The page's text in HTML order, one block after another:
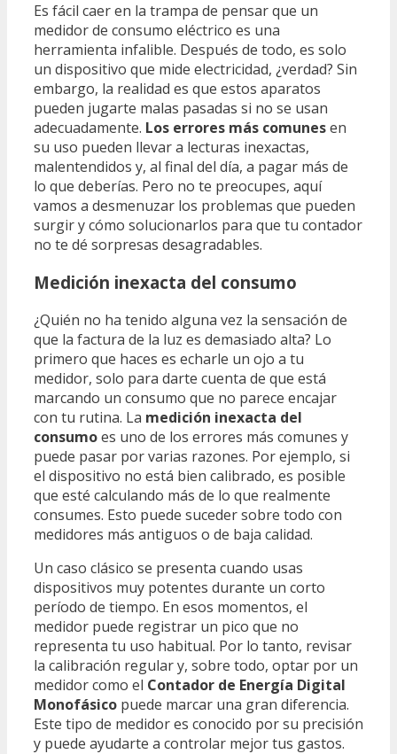
Es fácil caer en la trampa de pensar que un
medidor de consumo eléctrico es una
herramienta infalible. Después de todo, es solo
un dispositivo que mide electricidad, ¿verdad? Sin
embargo, la realidad es que estos aparatos
pueden jugarte malas pasadas si no se usan
adecuadamente. Los errores más comunesen
su uso pueden llevar a lecturas inexactas,
malentendidos y, al final del día, a pagar más de
lo que deberías. Pero no te preocupes, aquí
vamos a desmenuzar los problemas que pueden
surgir y cómo solucionarlos para que tu contador
no te dé sorpresas desagradables.
Medición inexacta del consumo
¿Quién no ha tenido alguna vez la sensación de
que la factura de la luz es demasiado alta? Lo
primero que haces es echarle un ojo a tu
medidor, solo para darte cuenta de que está
marcando un consumo que no parece encajar
con tu rutina. La medición inexacta del
consumoes uno de los errores más comunes y
puede pasar por varias razones. Por ejemplo, si
el dispositivo no está bien calibrado, es posible
que esté calculando más de lo que realmente
consumes. Esto puede suceder sobre todo con
medidores más antiguos o de baja calidad.
Un caso clásico se presenta cuando usas
dispositivos muy potentes durante un corto
período de tiempo. En esos momentos, el
medidor puede registrar un pico que no
representa tu uso habitual. Por lo tanto, revisar
la calibración regular y, sobre todo, optar por un
medidor como el Contador de Energía Digital
Monofásico puede marcar una gran diferencia.
Este tipo de medidor es conocido por su precisión
y puede ayudarte a controlar mejor tus gastos.